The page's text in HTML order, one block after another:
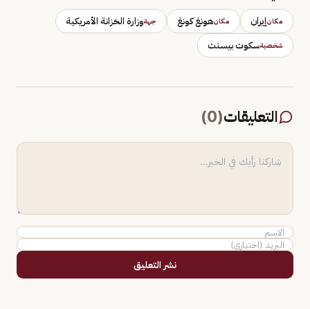
مكانإيران مكانهونغ كونغ جهةوزارة الخزانة الأمريكية
شخصيةسكوت بيسنت
التعليقات(
0
)
نشر التعليق